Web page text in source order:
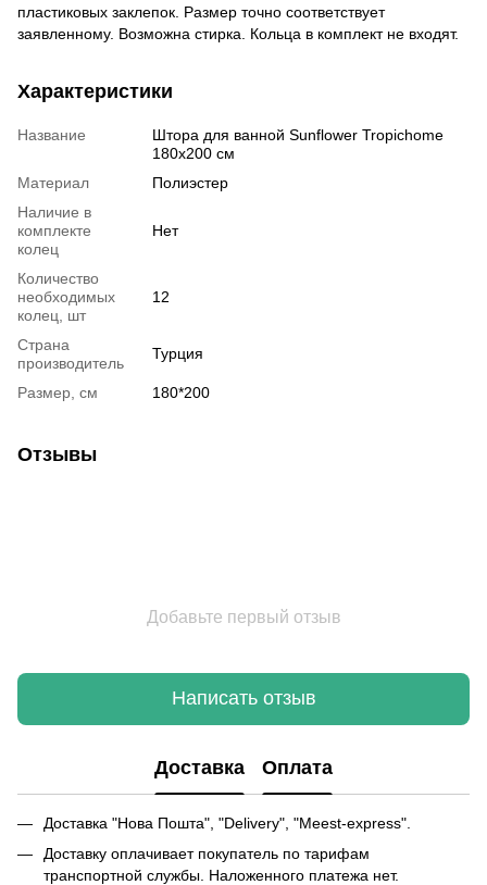
пластиковых заклепок. Размер точно соответствует
заявленному. Возможна стирка. Кольца в комплект не входят.
Характеристики
Название
Штора для ванной Sunflower Tropichome
180x200 cм
Материал
Полиэстер
Наличие в
комплекте
колец
Нет
Количество
необходимых
колец, шт
12
Страна
производитель
Турция
Размер, см 180*200
Отзывы
Добавьте первый отзыв
Написать отзыв
Доставка Оплата
Доставка "Нова Пошта", "Delivery", "Meest-express".
Доставку оплачивает покупатель по тарифам
транспортной службы. Наложенного платежа нет.